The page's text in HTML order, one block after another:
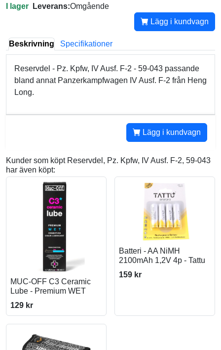
I lager Leverans:Omgående
Lägg i kundvagn
Beskrivning Specifikationer
Reservdel - Pz. Kpfw, IV Ausf. F-2 - 59-043 passande
bland annat Panzerkampfwagen IV Ausf. F-2 från Heng
Long.
Lägg i kundvagn
Kunder som köpt Reservdel, Pz. Kpfw, IV Ausf. F-2, 59-043
har även köpt:
MUC-OFF C3 Ceramic
Lube - Premium WET
129 kr
Batteri - AA NiMH
2100mAh 1,2V 4p - Tattu
159 kr